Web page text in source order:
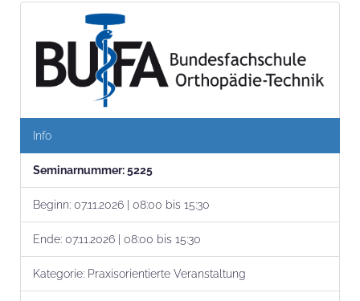
Info
Seminar­nummer:5225
Beginn: 07.11.2026 | 08:00 bis 15:30
Ende: 07.11.2026 | 08:00 bis 15:30
Kategorie: Praxisorientierte Veranstaltung